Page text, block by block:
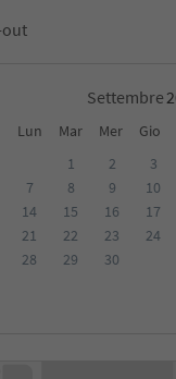
out
Settembre
Lun Mar Mer Gio
1 2 3
7
8 9 10
14
15 16 17
21
22 23 24
28
29 30
Alloggi sostenibili